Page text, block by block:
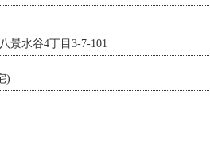
景水谷4丁目3-7-101
)